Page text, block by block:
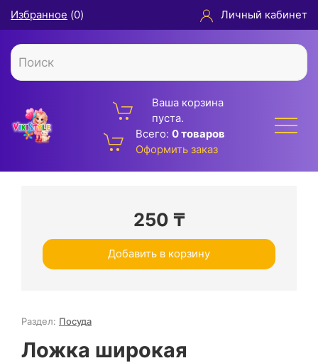
Избранное (0) Личный кабинет
Ваша корзина
пуста.
Всего: 0 товаров
Оформить заказ
250 ₸
Добавить в корзину
Раздел: Посуда
Ложка широкая